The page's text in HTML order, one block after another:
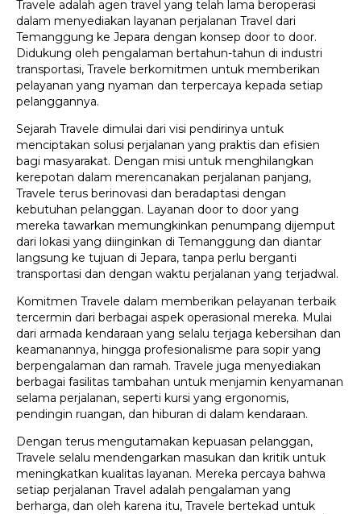
Travele adalah agen travel yang telah lama beroperasi
dalam menyediakan layanan perjalanan Travel dari
Temanggung ke Jepara dengan konsep door to door.
Didukung oleh pengalaman bertahun-tahun di industri
transportasi, Travele berkomitmen untuk memberikan
pelayanan yang nyaman dan terpercaya kepada setiap
pelanggannya.
Sejarah Travele dimulai dari visi pendirinya untuk
menciptakan solusi perjalanan yang praktis dan efisien
bagi masyarakat. Dengan misi untuk menghilangkan
kerepotan dalam merencanakan perjalanan panjang,
Travele terus berinovasi dan beradaptasi dengan
kebutuhan pelanggan. Layanan door to door yang
mereka tawarkan memungkinkan penumpang dijemput
dari lokasi yang diinginkan di Temanggung dan diantar
langsung ke tujuan di Jepara, tanpa perlu berganti
transportasi dan dengan waktu perjalanan yang terjadwal.
Komitmen Travele dalam memberikan pelayanan terbaik
tercermin dari berbagai aspek operasional mereka. Mulai
dari armada kendaraan yang selalu terjaga kebersihan dan
keamanannya, hingga profesionalisme para sopir yang
berpengalaman dan ramah. Travele juga menyediakan
berbagai fasilitas tambahan untuk menjamin kenyamanan
selama perjalanan, seperti kursi yang ergonomis,
pendingin ruangan, dan hiburan di dalam kendaraan.
Dengan terus mengutamakan kepuasan pelanggan,
Travele selalu mendengarkan masukan dan kritik untuk
meningkatkan kualitas layanan. Mereka percaya bahwa
setiap perjalanan Travel adalah pengalaman yang
berharga, dan oleh karena itu, Travele bertekad untuk